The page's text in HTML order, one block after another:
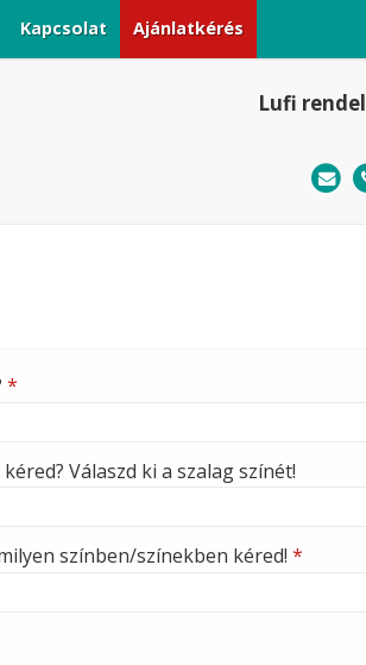
Kapcsolat Ajánlatkérés
Lufi
*
Válaszd ki a szalag színét!
színben/színekben kéred! *